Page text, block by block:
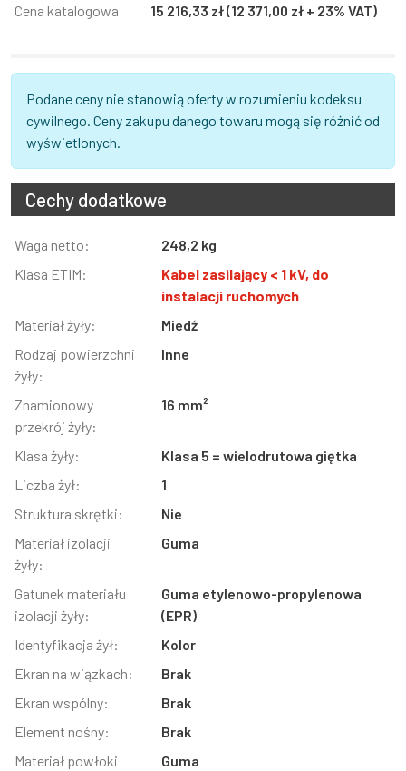
Cena katalogowa
15 216,33 zł (12 371,00 zł + 23% VAT)
Podane ceny nie stanowią oferty w rozumieniu kodeksu
cywilnego. Ceny zakupu danego towaru mogą się różnić od
wyświetlonych.
Cechy dodatkowe
Informacja
Wartość
Waga netto:
248,2 kg
Klasa ETIM:
Kabel zasilający < 1 kV, do
instalacji ruchomych
Materiał żyły:
Miedź
Rodzaj powierzchni
żyły:
Inne
Znamionowy
przekrój żyły:
16 mm²
Klasa żyły:
Klasa 5 = wielodrutowa giętka
Liczba żył:
1
Struktura skrętki:
Nie
Materiał izolacji
żyły:
Guma
Gatunek materiału
izolacji żyły:
Guma etylenowo-propylenowa
(EPR)
Identyfikacja żył:
Kolor
Ekran na wiązkach:
Brak
Ekran wspólny:
Brak
Element nośny:
Brak
Materiał powłoki
Guma